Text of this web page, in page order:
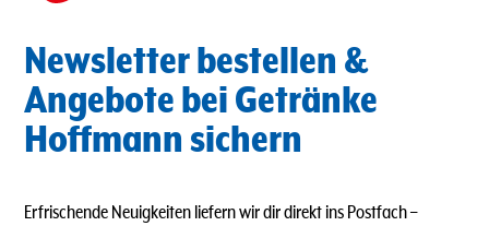
Newsletter bestellen &
Angebote bei Getränke
Hoffmann sichern
Erfrischende Neuigkeiten liefern wir dir direkt ins Postfach–